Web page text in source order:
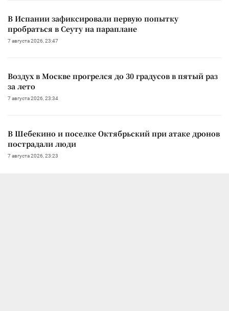
В Испании зафиксировали первую попытку
пробраться в Сеуту на параплане
7 августа 2026, 23:47
Воздух в Москве прогрелся до 30 градусов в пятый раз
за лето
7 августа 2026, 23:34
В Шебекино и поселке Октябрьский при атаке дронов
пострадали люди
7 августа 2026, 23:23